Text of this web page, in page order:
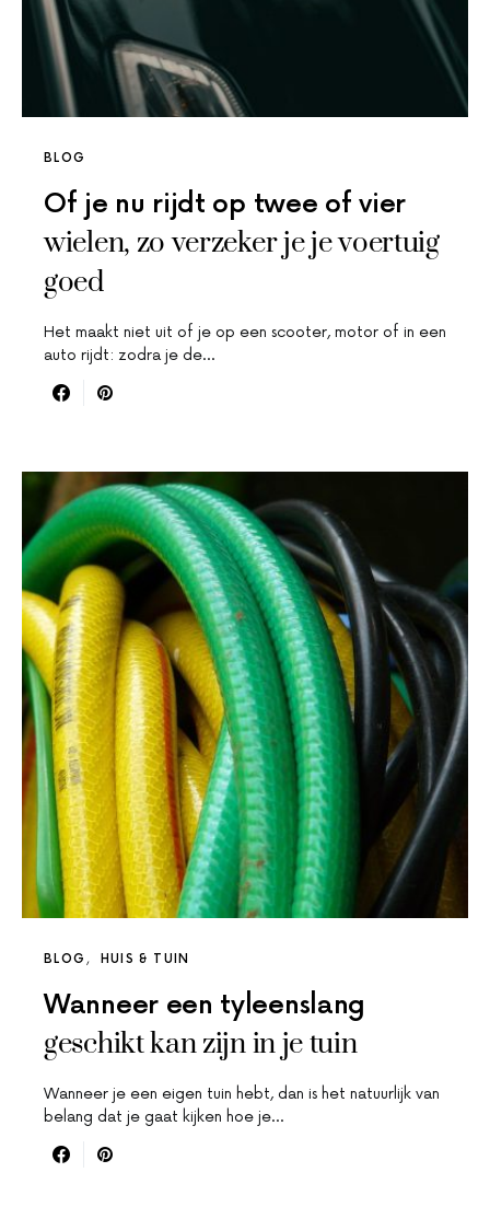
BLOG
Of je nu rijdt op twee of vier
wielen, zo verzeker je je voertuig
goed
Het maakt niet uit of je op een scooter, motor of in een
auto rijdt: zodra je de…
BLOG HUIS & TUIN
Wanneer een tyleenslang
geschikt kan zijn in je tuin
Wanneer je een eigen tuin hebt, dan is het natuurlijk van
belang dat je gaat kijken hoe je…